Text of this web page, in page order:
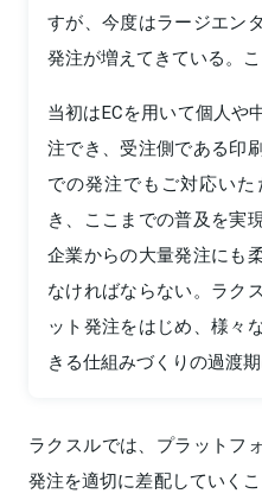
すが、今度はラージエン
発注が増えてきている。
当初はECを用いて個人や
注でき、受注側である印
での発注でもご対応い
き、ここまでの普及を実
企業からの大量発注にも
なければならない。ラク
ット発注をはじめ、様々
きる仕組みづくりの過渡
ラクスルでは、プラットフ
発注を適切に差配していく